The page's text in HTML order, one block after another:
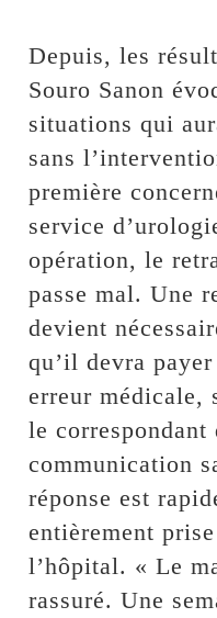
Depuis, les
Souro Sanon
situations qui
sans
première
service
opération, le
passe mal. Une
devient
qu’il devra
erreur médicale,
le correspondant
communication
réponse est
entièrement
l’hôpital. « Le
rassuré. Une